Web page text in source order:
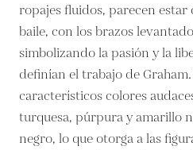
ropajes fluidos, parecen
baile, con los brazos
simbolizando la pasión y la
definían el trabajo de
característicos colores
turquesa, púrpura y amarillo
negro, lo que otorga a las